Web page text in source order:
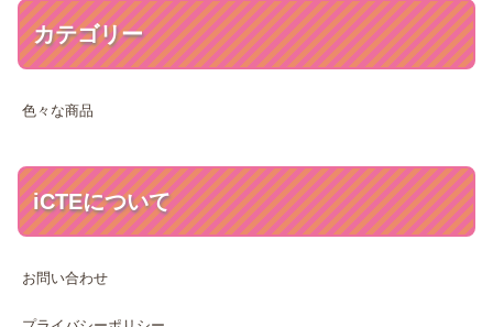
カテゴリー
色々な商品
iCTEについて
お問い合わせ